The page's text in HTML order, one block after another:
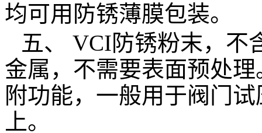
均可用防锈薄膜包装。
五、
VCI防锈粉末，不
金属，不需要表面预处
附功能，一般用于阀门
上。